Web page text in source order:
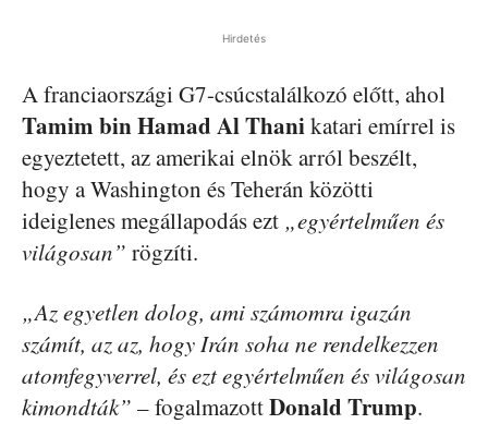
Hirdetés
A franciaországi G7-csúcstalálkozó előtt, ahol
Tamim bin Hamad Al Thanikatari emírrel is
egyeztetett, az amerikai elnök arról beszélt,
hogy a Washington és Teherán közötti
ideiglenes megállapodás ezt „egyértelműen és
világosan” rögzíti.
„Az egyetlen dolog, ami számomra igazán
számít, az az, hogy Irán soha ne rendelkezzen
atomfegyverrel, és ezt egyértelműen és világosan
kimondták” – fogalmazottDonald Trump.